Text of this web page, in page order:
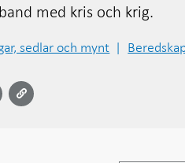
med kris och krig.
sedlar och mynt